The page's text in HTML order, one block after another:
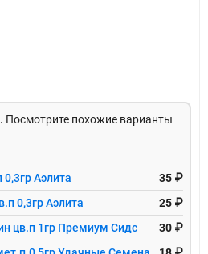
Посмотрите похожие варианты
Аэлита
35 ₽
0,3гр Аэлита
25 ₽
цв.п 1гр Премиум Сидс
30 ₽